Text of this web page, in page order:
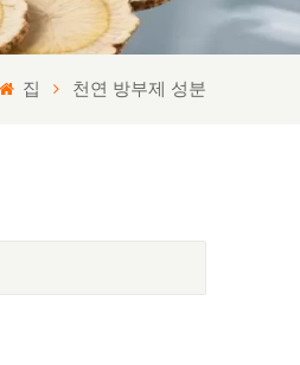
집 천연 방부제 성분